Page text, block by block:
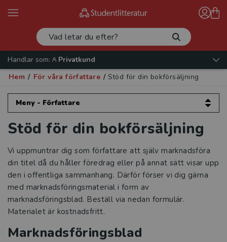
Handlar som:
Privatkund
Hem / För våra författare / Stöd för din bokförsäljning
Meny - Författare
Författare
Författare berättar
Avtal och rättigheter
Vetenskapliga publiceringskanaler
Stöd för din bokförsäljning
Vi uppmuntrar dig som författare att själv marknadsföra
din titel då du håller föredrag eller på annat sätt visar upp
den i offentliga sammanhang. Därför förser vi dig gärna
med marknadsföringsmaterial i form av
marknadsföringsblad. Beställ via nedan formulär.
Materialet är kostnadsfritt.
Marknadsföringsblad